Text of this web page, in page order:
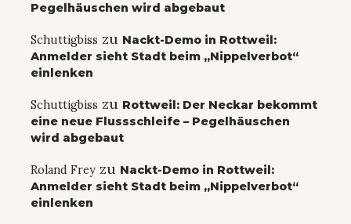
Pegelhäuschen wird abgebaut
Schuttigbiss zu Nackt-Demo in Rottweil:
Anmelder sieht Stadt beim „Nippelverbot“
einlenken
Schuttigbiss zu Rottweil: Der Neckar bekommt
eine neue Flussschleife – Pegelhäuschen
wird abgebaut
Roland Frey zu Nackt-Demo in Rottweil:
Anmelder sieht Stadt beim „Nippelverbot“
einlenken